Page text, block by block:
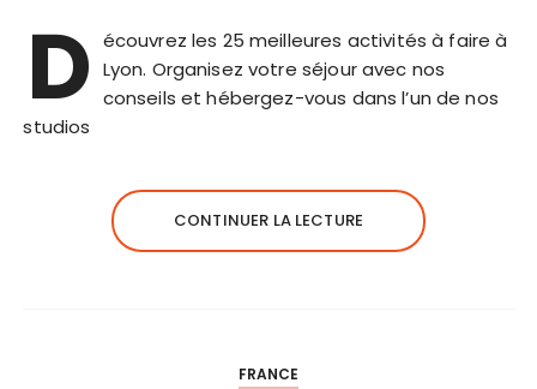
D écouvrez les 25 meilleures activités à faire à
Lyon. Organisez votre séjour avec nos
conseils et hébergez-vous dans l’un de nos
studios
CONTINUER LA LECTURE
FRANCE